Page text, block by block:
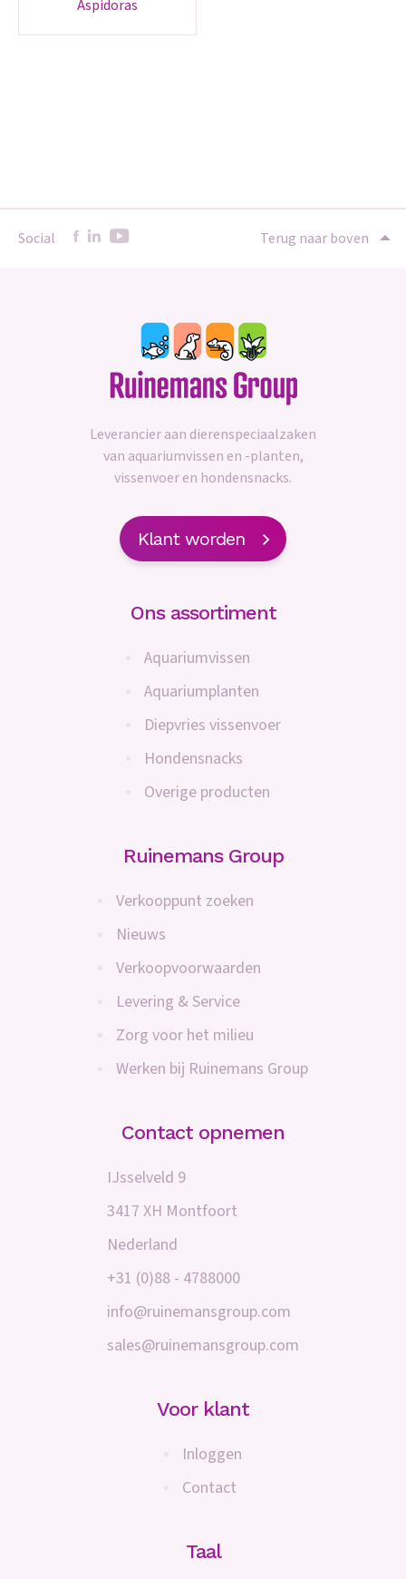
aspidoras
Social Terug naar boven
Leverancier aan dierenspeciaalzaken
van aquariumvissen en -planten,
vissenvoer en hondensnacks.
Klant worden
Ons assortiment
Aquariumvissen
Aquariumplanten
Diepvries vissenvoer
Hondensnacks
Overige producten
Ruinemans Group
Verkooppunt zoeken
Nieuws
Verkoopvoorwaarden
Levering & Service
Zorg voor het milieu
Werken bij Ruinemans Group
Contact opnemen
IJsselveld 9
3417 XH Montfoort
Nederland
+31 (0)88 - 4788000
info@ruinemansgroup.com
sales@ruinemansgroup.com
Voor klant
Inloggen
Contact
Taal